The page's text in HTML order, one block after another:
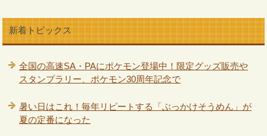
新着トピックス
全国の高速SA・PAにポケモン登場中！限定グッズ販売や
スタンプラリー、ポケモン30周年記念で
暑い日はこれ！毎年リピートする「ぶっかけそうめん」が
夏の定番になった